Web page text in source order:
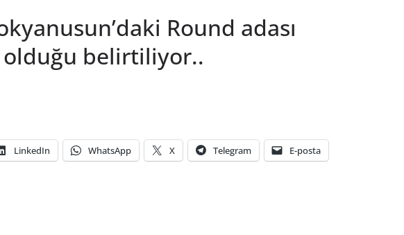
Round adası
olduğu belirtiliyor..
LinkedIn WhatsApp X Telegram E-posta